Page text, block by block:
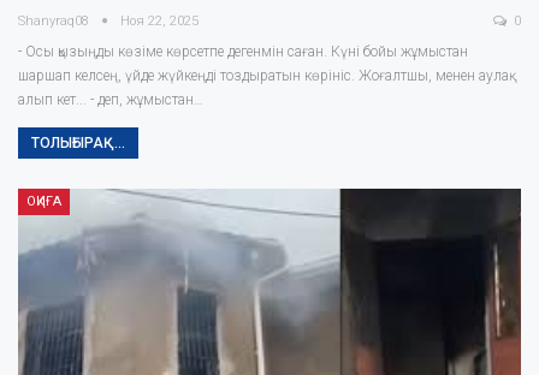
Shanyraq08 Ноя 22, 2025 0
- Осы қызыңды көзіме көрсетпе дегенмін саған. Күні бойы жұмыстан
шаршап келсең, үйде жүйкеңді тоздыратын көрініс. Жоғалтшы, менен аулақ
алып кет... - деп, жұмыстан…
ТОЛЫҒЫРАҚ...
ОҚИҒА